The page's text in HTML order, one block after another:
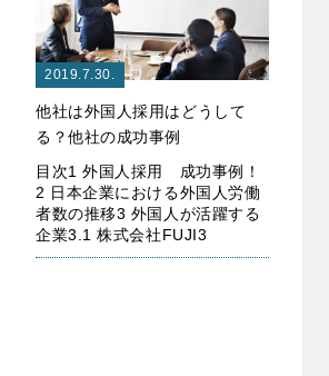
2019.7.30.
他社は外国人採用はどうして
る？他社の成功事例
目次1 外国人採用 成功事例！
2 日本企業における外国人労働
者数の推移3 外国人が活躍する
企業3.1 株式会社FUJI3